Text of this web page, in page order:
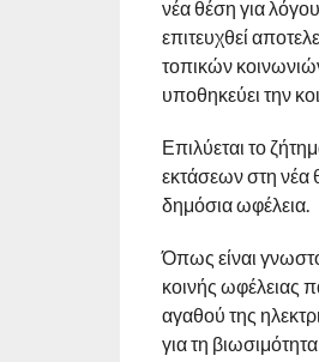
νέα θέση για
επιτευχθεί
τοπικών
υποθηκεύει την
Επιλύεται το
εκτάσεων στη νέα
δημόσια ωφέλεια.
Όπως είναι
κοινής ωφέλειας
αγαθού της
για τη